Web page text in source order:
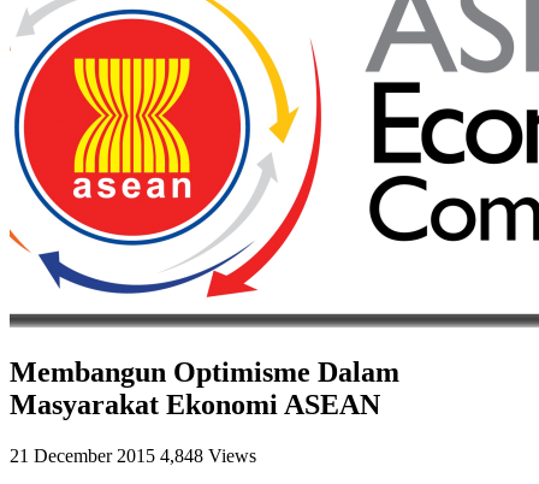
Membangun Optimisme Dalam
Masyarakat Ekonomi ASEAN
21 December 2015 4,848 Views